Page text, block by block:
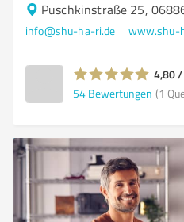
Puschkinstraße 25,
info@shu-ha-ri.de www.shu-
4,80
54 Bewertungen (1